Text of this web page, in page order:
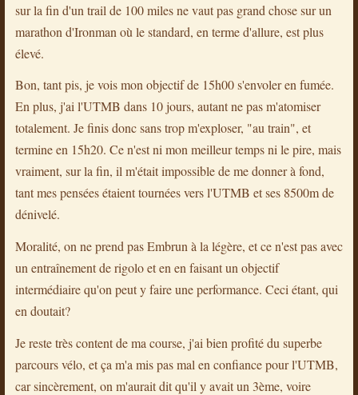
sur la fin d'un trail de 100 miles ne vaut pas grand chose sur un
marathon d'Ironman où le standard, en terme d'allure, est plus
élevé.
Bon, tant pis, je vois mon objectif de 15h00 s'envoler en fumée.
En plus, j'ai l'UTMB dans 10 jours, autant ne pas m'atomiser
totalement. Je finis donc sans trop m'exploser, "au train", et
termine en 15h20. Ce n'est ni mon meilleur temps ni le pire, mais
vraiment, sur la fin, il m'était impossible de me donner à fond,
tant mes pensées étaient tournées vers l'UTMB et ses 8500m de
dénivelé.
Moralité, on ne prend pas Embrun à la légère, et ce n'est pas avec
un entraînement de rigolo et en en faisant un objectif
intermédiaire qu'on peut y faire une performance. Ceci étant, qui
en doutait?
Je reste très content de ma course, j'ai bien profité du superbe
parcours vélo, et ça m'a mis pas mal en confiance pour l'UTMB,
car sincèrement, on m'aurait dit qu'il y avait un 3ème, voire